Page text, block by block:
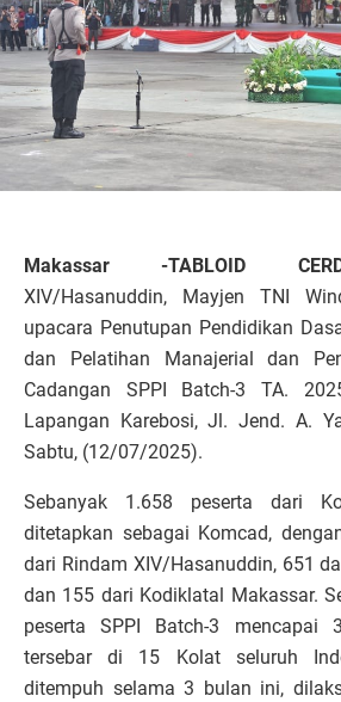
Makassar -TABLOID
XIV/Hasanuddin, Mayjen TNI
upacara Penutupan Pendidikan
dan Pelatihan Manajerial dan
Cadangan SPPI Batch-3 TA.
Lapangan Karebosi, Jl. Jend. A.
Sabtu, (12/07/2025).
Sebanyak 1.658 peserta dari
ditetapkan sebagai Komcad,
dari Rindam XIV/Hasanuddin, 651
dan 155 dari Kodiklatal Makassar.
peserta SPPI Batch-3 mencapai
tersebar di 15 Kolat seluruh
ditempuh selama 3 bulan ini,